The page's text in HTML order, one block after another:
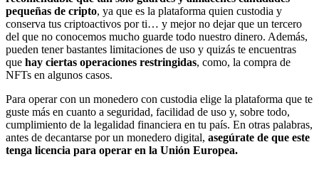
pequeñas de cripto, ya que es la plataforma quien custodia y
conserva tus criptoactivos por ti… y mejor no dejar que un tercero
del que no conocemos mucho guarde todo nuestro dinero. Además,
pueden tener bastantes limitaciones de uso y quizás te encuentras
que hay ciertas operaciones restringidas, como, la compra de
NFTs en algunos casos.
Para operar con un monedero con custodia elige la plataforma que te
guste más en cuanto a seguridad, facilidad de uso y, sobre todo,
cumplimiento de la legalidad financiera en tu país. En otras palabras,
antes de decantarse por un monedero digital, asegúrate de que este
tenga licencia para operar en la Unión Europea.